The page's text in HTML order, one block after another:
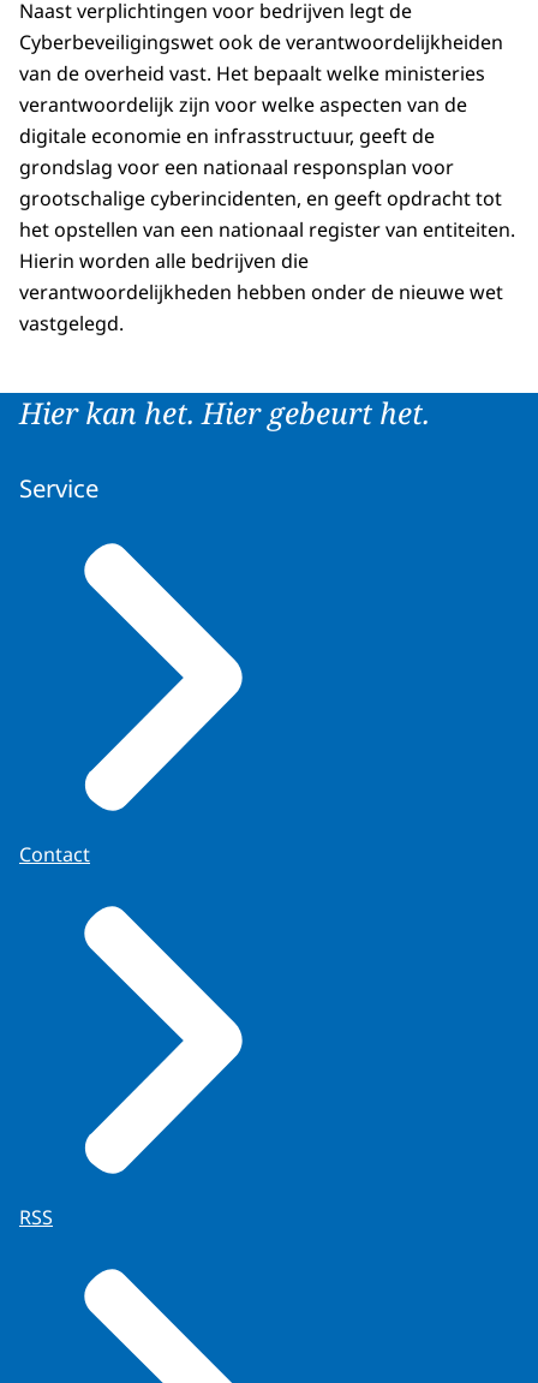
Naast verplichtingen voor bedrijven legt de
Cyberbeveiligingswet ook de verantwoordelijkheiden
van de overheid vast. Het bepaalt welke ministeries
verantwoordelijk zijn voor welke aspecten van de
digitale economie en infrasstructuur, geeft de
grondslag voor een nationaal responsplan voor
grootschalige cyberincidenten, en geeft opdracht tot
het opstellen van een nationaal register van entiteiten.
Hierin worden alle bedrijven die
verantwoordelijkheden hebben onder de nieuwe wet
vastgelegd.
Hier kan het. Hier gebeurt het.
Service
Contact
RSS